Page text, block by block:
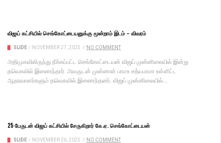
விஜய் கட்சியில் செங்கோட்டையனுக்கு மூன்றாம் இடம் – விவரம்
SLIDE / NOVEMBER 27, 2025 / NO COMMENT
அதிமுகவிலிருந்து நீக்கப்பட்ட செங்கோட்டையன் விஜய் முன்னிலையில் இன்று
தவெகவில் இணைந்தார். அவருடன் முன்னாள் பாமஉ சத்யபாமா உள்ளிட்ட
ஆதரவாளர்களும் தவெகவில் இணைந்தனர். விஜய் முன்னிலையில்...
25 பேருடன் விஜய் கட்சியில் சேருகிறார் கே.ஏ. செங்கோட்டையன்
SLIDE / NOVEMBER 26, 2025 / NO COMMENT